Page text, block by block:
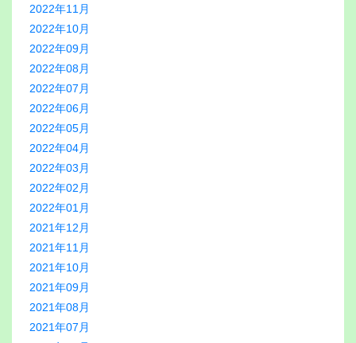
2022年11月
2022年10月
2022年09月
2022年08月
2022年07月
2022年06月
2022年05月
2022年04月
2022年03月
2022年02月
2022年01月
2021年12月
2021年11月
2021年10月
2021年09月
2021年08月
2021年07月